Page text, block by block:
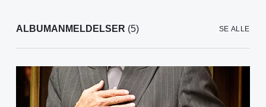
ALBUMANMELDELSER (5) SE ALLE